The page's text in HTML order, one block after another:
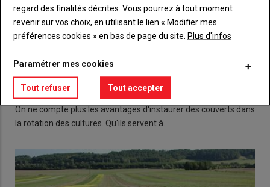
Le couvert : un allié de choix pour le sol
28 juin 2022
On ne compte plus les avantages d'instaurer des couverts dans
la rotation des cultures. Qu'ils servent à…
regard des finalités décrites. Vous pourrez à tout moment
revenir sur vos choix, en utilisant le lien « Modifier mes
préférences cookies » en bas de page du site. Plus d'infos
Paramétrer mes cookies
Tout refuser Tout accepter